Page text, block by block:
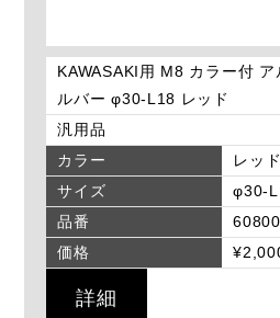
KAWASAKI用 M8 カラー付
ルバー φ30-L18 レッド
汎用品
カラー
レッド
サイズ
φ30-
品番
価格
詳細